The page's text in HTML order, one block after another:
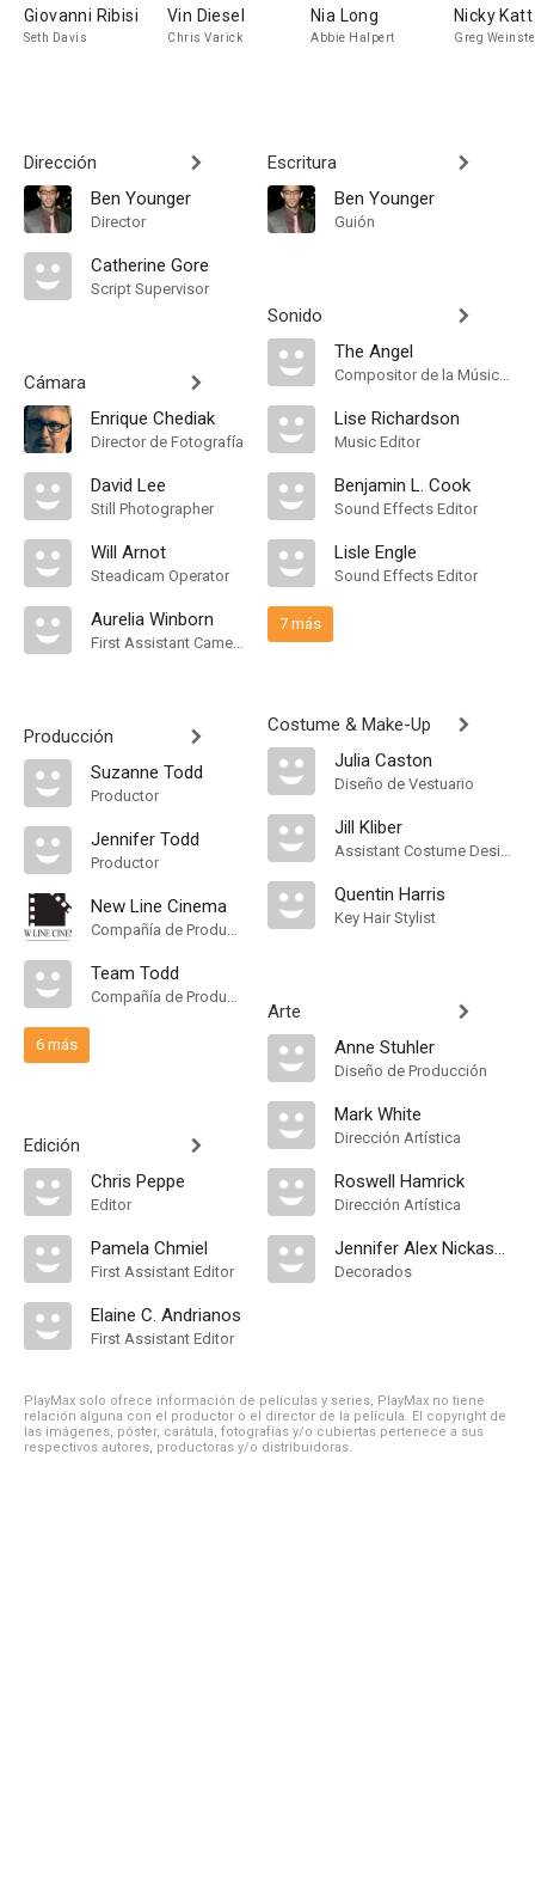
Giovanni Ribisi
Seth Davis
Vin Diesel
Chris Varick
Nia Long
Abbie Halpert
Nicky Katt
Greg
Dirección
Ben Younger
Director
Catherine Gore
Script Supervisor
Cámara
Enrique Chediak
Director de Fotografía
David Lee
Still Photographer
Will Arnot
Steadicam Operator
Aurelia Winborn
First Assistant Camera
Producción
Suzanne Todd
Productor
Jennifer Todd
Productor
New Line Cinema
Compañía de Produccion
Team Todd
Compañía de Produccion
6 más
Edición
Chris Peppe
Editor
Pamela Chmiel
First Assistant Editor
Elaine C. Andrianos
First Assistant Editor
Escritura
Ben Younger
Guión
Sonido
The Angel
Compositor de la Música Original
Lise Richardson
Music Editor
Benjamin L. Cook
Sound Effects Editor
Lisle Engle
Sound Effects Editor
7 más
Costume & Make-Up
Julia Caston
Diseño de Vestuario
Jill Kliber
Assistant Costume Designer
Quentin Harris
Key Hair Stylist
Arte
Anne Stuhler
Diseño de Producción
Mark White
Dirección Artística
Roswell Hamrick
Dirección Artística
Jennifer Alex Nickason
Decorados
PlayMax solo ofrece información de películas y series, PlayMax no tiene
relación alguna con el productor o el director de la película. El copyright de
las imágenes, póster, carátula, fotografías y/o cubiertas pertenece a sus
respectivos autores, productoras y/o distribuidoras.